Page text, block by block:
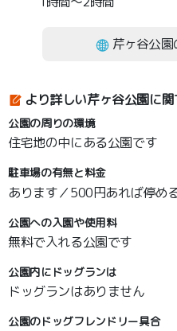
芹ヶ谷公
より詳しい芹ヶ谷公園に
公園の周りの環境
住宅地の中にある公園です
駐車場の有無と料金
あります／500円あれば停め
公園への入園や使用料
無料で入れる公園です
公園内にドッグランは
ドッグランはありません
公園のドッグフレンドリー具合